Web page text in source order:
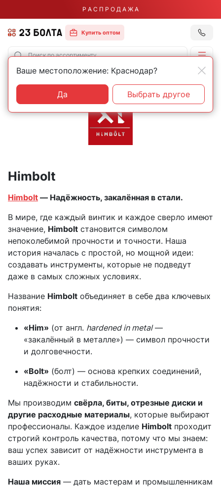
Р А С П Р О Д А Ж А
Купить оптом
Главная Бренды Himbolt
Himbolt
Himbolt — Надёжность, закалённая в стали.
В мире, где каждый винтик и каждое сверло имеют
значение, Himbolt становится символом
непоколебимой прочности и точности. Наша
история началась с простой, но мощной идеи:
создавать инструменты, которые не подведут
даже в самых сложных условиях.
Название Himbolt объединяет в себе два ключевых
понятия:
«Him» (от англ. hardened in metal —
«закалённый в металле») — символ прочности
и долговечности.
«Bolt» (болт) — основа крепких соединений,
надёжности и стабильности.
Мы производим свёрла, биты, отрезные диски и
другие расходные материалы, которые выбирают
профессионалы. Каждое изделие Himbolt проходит
строгий контроль качества, потому что мы знаем:
ваш успех зависит от надёжности инструмента в
ваших руках.
Наша миссия — дать мастерам и промышленникам
Ваше местоположение: Краснодар?
Да Выбрать другое